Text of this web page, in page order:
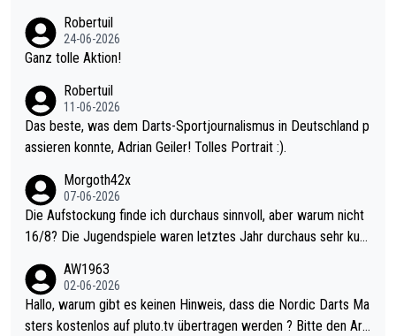
mal 40+ erst recht. Da gewinnst keinen Blumentopf - ist ja noc
h krasser wie ein Pokalspiel eines Kreisligisten vs einem Bund
Robertuil
24-06-2026
Ganz tolle Aktion!
Robertuil
11-06-2026
Das beste, was dem Darts-Sportjournalismus in Deutschland p
assieren konnte, Adrian Geiler! Tolles Portrait :).
Morgoth42x
07-06-2026
Die Aufstockung finde ich durchaus sinnvoll, aber warum nicht
16/8? Die Jugendspiele waren letztes Jahr durchaus sehr kurz
Allerdings ist Mitchell Lawrie als Nummer 1 der Welt eh qualifi
ziert. Somit ändert die automatische Qualifikation des Weltmei
sters erstmal nichts. Ich denke sie wollen damit für nächstes J
AW1963
02-06-2026
Hallo, warum gibt es keinen Hinweis, dass die Nordic Darts Ma
sters kostenlos auf pluto.tv übertragen werden ? Bitte den Arti